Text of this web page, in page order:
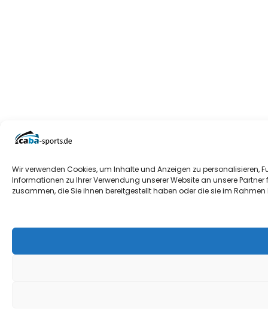
Wir verwenden Cookies, um Inhalte und Anzeigen zu
Informationen zu Ihrer Verwendung unserer Website an unsere
zusammen, die Sie ihnen bereitgestellt haben oder die sie im